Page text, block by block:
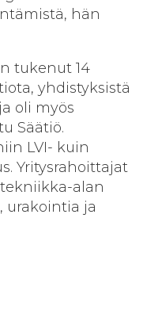
hän
tukenut 14
yhdistyksistä
oli myös
Säätiö.
LVI- kuin
Yritysrahoittajat
alan
urakointia ja